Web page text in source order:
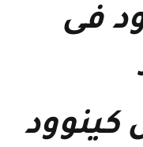
فى
كينوود